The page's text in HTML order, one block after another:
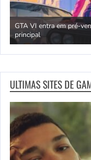
GTA VI entra em pré-
principal
ULTIMAS SITES DE